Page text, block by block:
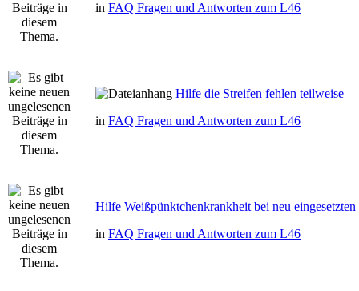
in FAQ Fragen und Antworten zum L46
Hilfe die Streifen fehlen teilweise
in FAQ Fragen und Antworten zum L46
Hilfe Weißpünktchenkrankheit bei neu eingesetzten
in FAQ Fragen und Antworten zum L46